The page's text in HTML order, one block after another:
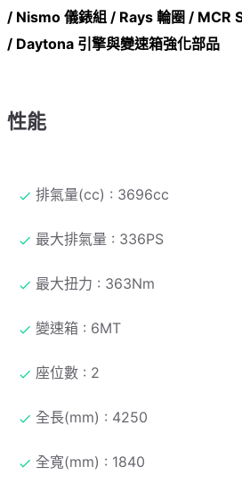
/ Nismo 儀錶組 / Rays 輪圈 / MCR
/ Daytona 引擎與變速箱強化部品
性能
排氣量(cc) : 3696cc
最大排氣量 : 336PS
最大扭力 : 363Nm
變速箱 : 6MT
座位數 : 2
全長(mm) : 4250
全寬(mm) : 1840